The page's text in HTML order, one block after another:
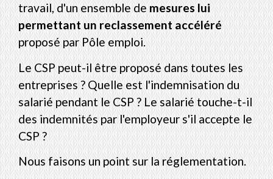
travail, d'un ensemble demesures lui
permettant un reclassement accéléré
proposé par Pôle emploi.
Le CSP peut-il être proposé dans toutes les
entreprises ? Quelle est l'indemnisation du
salarié pendant le CSP ? Le salarié touche-t-il
des indemnités par l'employeur s'il accepte le
CSP ?
Nous faisons un point sur la réglementation.